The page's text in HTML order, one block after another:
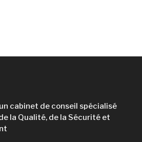
un cabinet de conseil spécialisé
la Qualité, de la Sécurité et